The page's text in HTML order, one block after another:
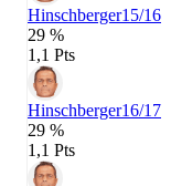
Hinschberger15/16
29 %
1,1 Pts
Hinschberger16/17
29 %
1,1 Pts